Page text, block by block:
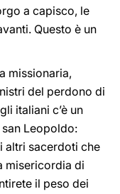
a capisco, le
Questo è un
missionaria,
del perdono di
italiani c’è un
Leopoldo:
altri sacerdoti che
misericordia di
il peso dei